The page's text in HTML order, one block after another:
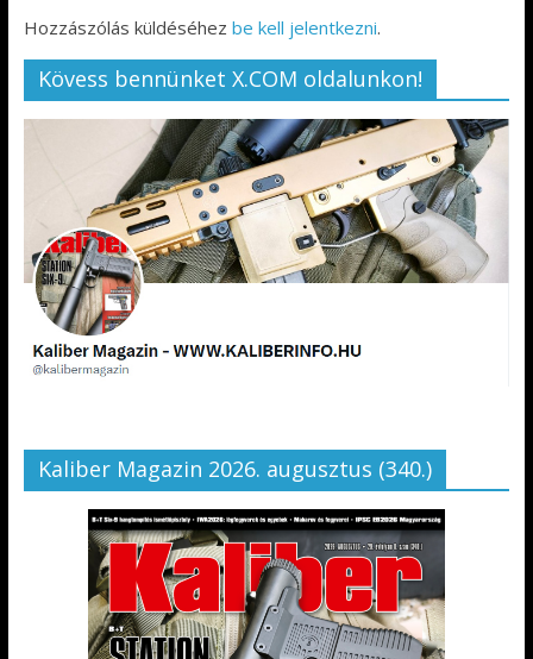
Hozzászólás küldéséhez be kell jelentkezni.
Kövess bennünket X.COM oldalunkon!
Kaliber Magazin 2026. augusztus (340.)